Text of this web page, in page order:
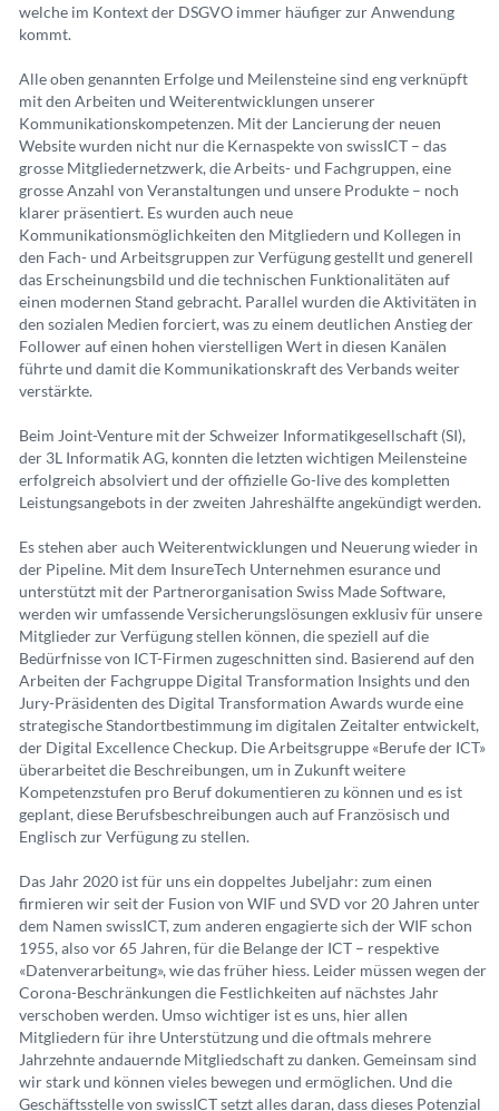
welche im Kontext der DSGVO immer häufiger zur Anwendung
kommt.
Alle oben genannten Erfolge und Meilensteine sind eng verknüpft
mit den Arbeiten und Weiterentwicklungen unserer
Kommunikationskompetenzen. Mit der Lancierung der neuen
Website wurden nicht nur die Kernaspekte von swissICT – das
grosse Mitgliedernetzwerk, die Arbeits- und Fachgruppen, eine
grosse Anzahl von Veranstaltungen und unsere Produkte – noch
klarer präsentiert. Es wurden auch neue
Kommunikationsmöglichkeiten den Mitgliedern und Kollegen in
den Fach- und Arbeitsgruppen zur Verfügung gestellt und generell
das Erscheinungsbild und die technischen Funktionalitäten auf
einen modernen Stand gebracht. Parallel wurden die Aktivitäten in
den sozialen Medien forciert, was zu einem deutlichen Anstieg der
Follower auf einen hohen vierstelligen Wert in diesen Kanälen
führte und damit die Kommunikationskraft des Verbands weiter
verstärkte.
Beim Joint-Venture mit der Schweizer Informatikgesellschaft (SI),
der 3L Informatik AG, konnten die letzten wichtigen Meilensteine
erfolgreich absolviert und der offizielle Go-live des kompletten
Leistungsangebots in der zweiten Jahreshälfte angekündigt werden.
Es stehen aber auch Weiterentwicklungen und Neuerung wieder in
der Pipeline. Mit dem InsureTech Unternehmen esurance und
unterstützt mit der Partnerorganisation Swiss Made Software,
werden wir umfassende Versicherungslösungen exklusiv für unsere
Mitglieder zur Verfügung stellen können, die speziell auf die
Bedürfnisse von ICT-Firmen zugeschnitten sind. Basierend auf den
Arbeiten der Fachgruppe Digital Transformation Insights und den
Jury-Präsidenten des Digital Transformation Awards wurde eine
strategische Standortbestimmung im digitalen Zeitalter entwickelt,
der Digital Excellence Checkup. Die Arbeitsgruppe «Berufe der ICT»
überarbeitet die Beschreibungen, um in Zukunft weitere
Kompetenzstufen pro Beruf dokumentieren zu können und es ist
geplant, diese Berufsbeschreibungen auch auf Französisch und
Englisch zur Verfügung zu stellen.
Das Jahr 2020 ist für uns ein doppeltes Jubeljahr: zum einen
firmieren wir seit der Fusion von WIF und SVD vor 20 Jahren unter
dem Namen swissICT, zum anderen engagierte sich der WIF schon
1955, also vor 65 Jahren, für die Belange der ICT – respektive
«Datenverarbeitung», wie das früher hiess. Leider müssen wegen der
Corona-Beschränkungen die Festlichkeiten auf nächstes Jahr
verschoben werden. Umso wichtiger ist es uns, hier allen
Mitgliedern für ihre Unterstützung und die oftmals mehrere
Jahrzehnte andauernde Mitgliedschaft zu danken. Gemeinsam sind
wir stark und können vieles bewegen und ermöglichen. Und die
Geschäftsstelle von swissICT setzt alles daran, dass dieses Potenzial